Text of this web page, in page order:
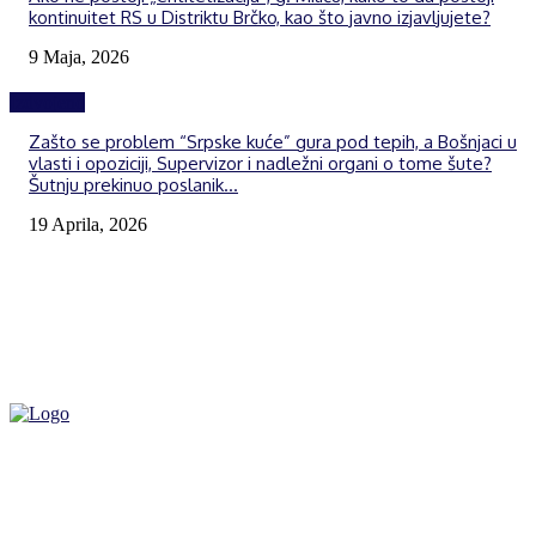
kontinuitet RS u Distriktu Brčko, kao što javno izjavljujete?
9 Maja, 2026
Zašto se problem “Srpske kuće” gura pod tepih, a Bošnjaci u
vlasti i opoziciji, Supervizor i nadležni organi o tome šute?
Šutnju prekinuo poslanik...
19 Aprila, 2026